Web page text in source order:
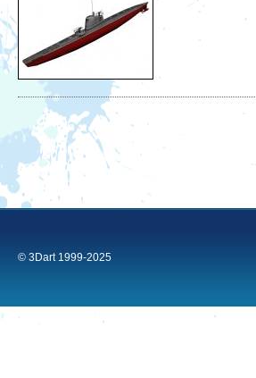
© 3Dart 1999-2025